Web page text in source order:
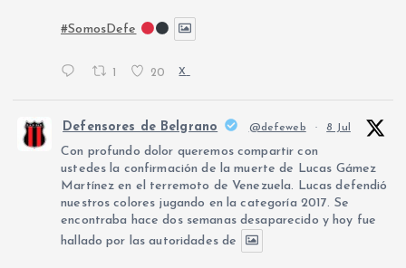
#SomosDefe
1 20 X
Defensores de Belgrano @defeweb · 8 Jul
Con profundo dolor queremos compartir con
ustedes la confirmación de la muerte de Lucas Gámez
Martínez en el terremoto de Venezuela. Lucas defendió
nuestros colores jugando en la categoría 2017. Se
encontraba hace dos semanas desaparecido y hoy fue
hallado por las autoridades de